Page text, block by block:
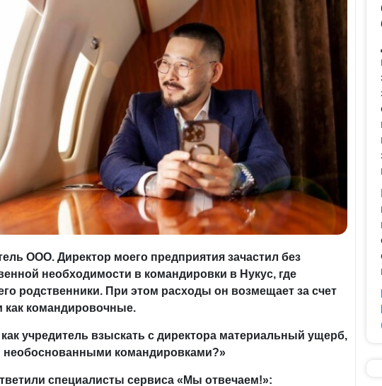
ООО. Директор моего предприятия зачастил без
необходимости в командировки в Нукус, где
родственники. При этом расходы он возмещает за счет
как командировочные.
учредитель взыскать с директора материальный ущерб,
необоснованными командировками?»
специалисты сервиса «Мы отвечаем!»: